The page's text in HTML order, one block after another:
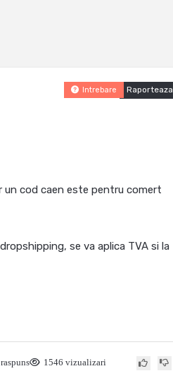
Raporteaza
Intrebare
un cod caen este pentru comert
se va aplica TVA si la
1546 vizualizari